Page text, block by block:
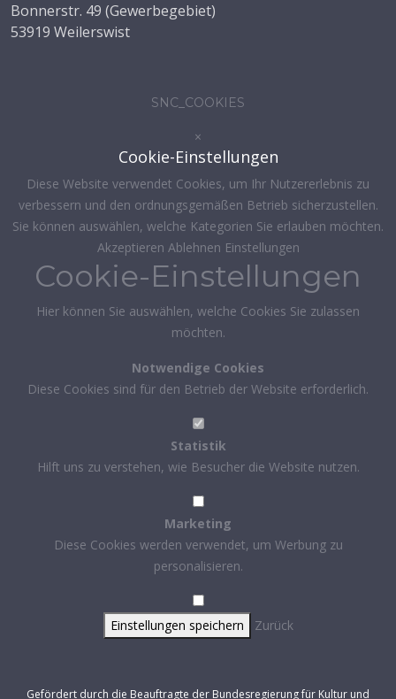
Bonnerstr. 49 (Gewerbegebiet)
53919 Weilerswist
SNC_COOKIES
×
Cookie-Einstellungen
Diese Website verwendet Cookies, um Ihr Nutzererlebnis zu
verbessern und den ordnungsgemäßen Betrieb sicherzustellen.
Sie können auswählen, welche Kategorien Sie erlauben möchten.
Akzeptieren Ablehnen Einstellungen
Cookie-Einstellungen
Hier können Sie auswählen, welche Cookies Sie zulassen
möchten.
Notwendige Cookies
Diese Cookies sind für den Betrieb der Website erforderlich.
Statistik
Hilft uns zu verstehen, wie Besucher die Website nutzen.
Marketing
Diese Cookies werden verwendet, um Werbung zu
personalisieren.
Einstellungen speichern Zurück
Gefördert durch die Beauftragte der Bundesregierung für Kultur und